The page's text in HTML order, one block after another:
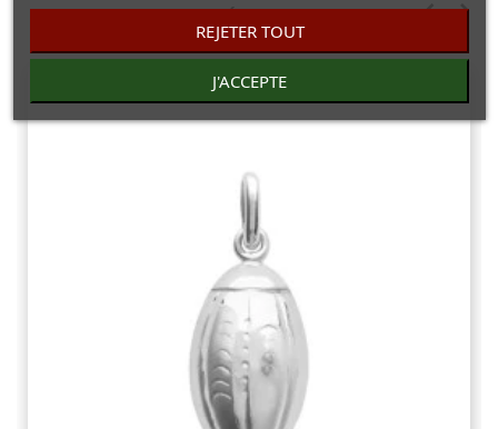
REJETER TOUT
J'ACCEPTE